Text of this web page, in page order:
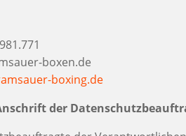
boxen.de
boxing.de
der